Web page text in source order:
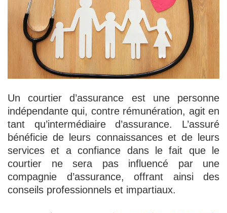
Un courtier d’assurance est une personne
indépendante qui, contre rémunération, agit en
tant qu’intermédiaire d’assurance. L’assuré
bénéficie de leurs connaissances et de leurs
services et a confiance dans le fait que le
courtier ne sera pas influencé par une
compagnie d’assurance, offrant ainsi des
conseils professionnels et impartiaux.